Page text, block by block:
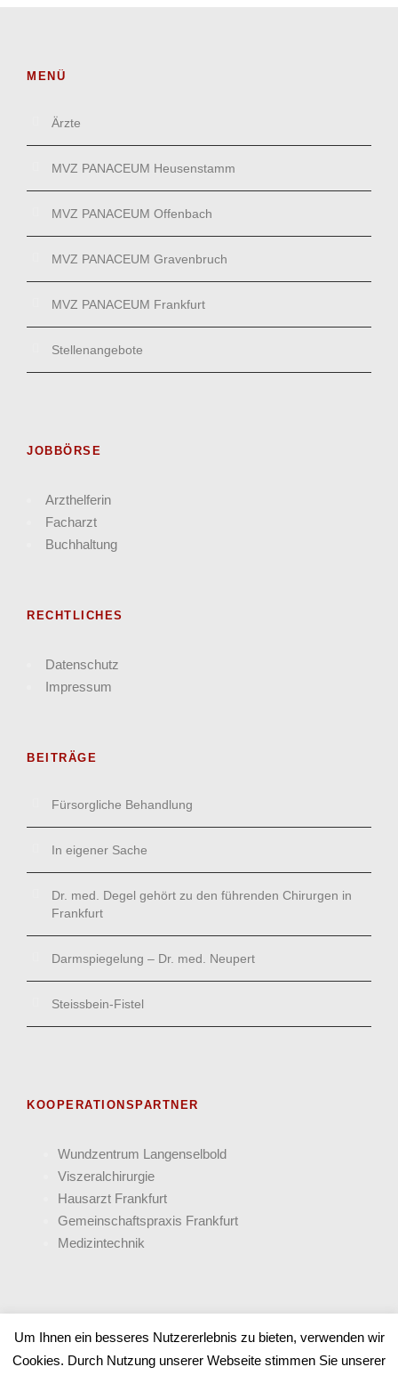
MENÜ
Ärzte
MVZ PANACEUM Heusenstamm
MVZ PANACEUM Offenbach
MVZ PANACEUM Gravenbruch
MVZ PANACEUM Frankfurt
Stellenangebote
JOBBÖRSE
Arzthelferin
Facharzt
Buchhaltung
RECHTLICHES
Datenschutz
Impressum
BEITRÄGE
Fürsorgliche Behandlung
In eigener Sache
Dr. med. Degel gehört zu den führenden Chirurgen in
Frankfurt
Darmspiegelung – Dr. med. Neupert
Steissbein-Fistel
KOOPERATIONSPARTNER
Wund­zentrum Langen­selbold
Viszeral­chirurgie
Hausarzt Frank­furt
Gemein­schafts­praxis Frankfurt
Medizin­technik
Um Ihnen ein besseres Nutzererlebnis zu bieten, verwenden wir
Cookies. Durch Nutzung unserer Webseite stimmen Sie unserer